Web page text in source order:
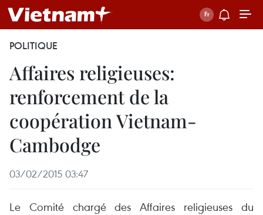
POLITIQUE
Affaires religieuses:
renforcement de la
coopération Vietnam-
Cambodge
03/02/2015 03:47
Le Comité chargé des Affaires religieuses du